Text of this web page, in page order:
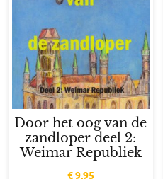
Door het oog van de
zandloper deel 2:
Weimar Republiek
€9,95